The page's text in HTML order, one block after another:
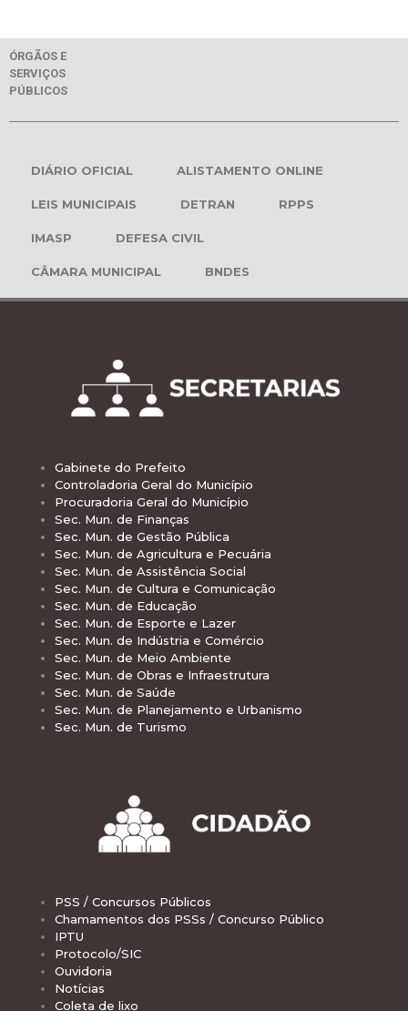
ÓRGÃOS E
SERVIÇOS
PÚBLICOS
DIÁRIO OFICIAL ALISTAMENTO ONLINE
LEIS MUNICIPAIS DETRAN RPPS
IMASP DEFESA CIVIL
CÂMARA MUNICIPAL BNDES
Gabinete do Prefeito
Controladoria Geral do Município
Procuradoria Geral do Município
Sec. Mun. de Finanças
Sec. Mun. de Gestão Pública
Sec. Mun. de Agricultura e Pecuária
Sec. Mun. de Assistência Social
Sec. Mun. de Cultura e Comunicação
Sec. Mun. de Educação
Sec. Mun. de Esporte e Lazer
Sec. Mun. de Indústria e Comércio
Sec. Mun. de Meio Ambiente
Sec. Mun. de Obras e Infraestrutura
Sec. Mun. de Saúde
Sec. Mun. de Planejamento e Urbanismo
Sec. Mun. de Turismo
PSS / Concursos Públicos
Chamamentos dos PSSs / Concurso Público
IPTU
Protocolo/SIC
Ouvidoria
Notícias
Coleta de lixo